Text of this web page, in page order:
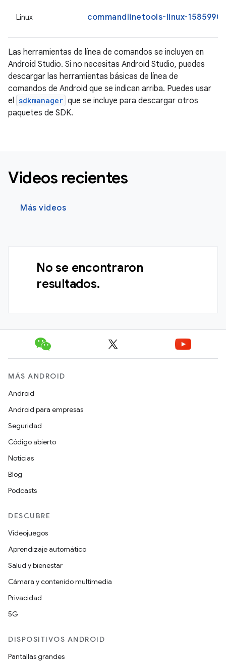
Linux commandlinetools-linux-
Las herramientas de línea de comandos se incluyen en
Android Studio. Si no necesitas Android Studio, puedes
descargar las herramientas básicas de línea de
comandos de Android que se indican arriba. Puedes usar
el sdkmanager que se incluye para descargar otros
paquetes de SDK.
Videos recientes
Más videos
No se encontraron
resultados.
MÁS ANDROID
Android
Android para empresas
Seguridad
Código abierto
Noticias
Blog
Podcasts
DESCUBRE
Videojuegos
Aprendizaje automático
Salud y bienestar
Cámara y contenido multimedia
Privacidad
5G
DISPOSITIVOS ANDROID
Pantallas grandes